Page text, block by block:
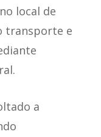
local de
transporte e
a